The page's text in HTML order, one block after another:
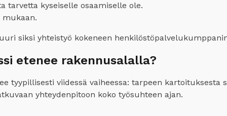
tarvetta kyseiselle osaamiselle ole.
mukaan.
siksi yhteistyö kokeneen
etenee rakennusalalla?
tyypillisesti viidessä vaiheessa: tarpeen kartoituksesta
yhteydenpitoon koko työsuhteen ajan.